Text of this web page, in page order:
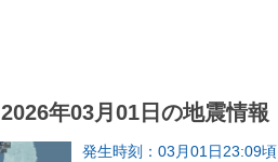
2026年03月01日の地震情報
発生時刻：03月01日23:09頃